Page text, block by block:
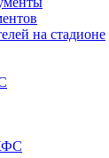
на стадионе